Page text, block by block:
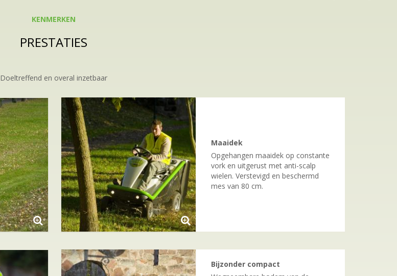
KENMERKEN
PRESTATIES
Doeltreffend en overal inzetbaar
Maaidek
Opgehangen maaidek op constante
vork en uitgerust met anti-scalp
wielen. Verstevigd en beschermd
mes van 80 cm.
Bijzonder compact